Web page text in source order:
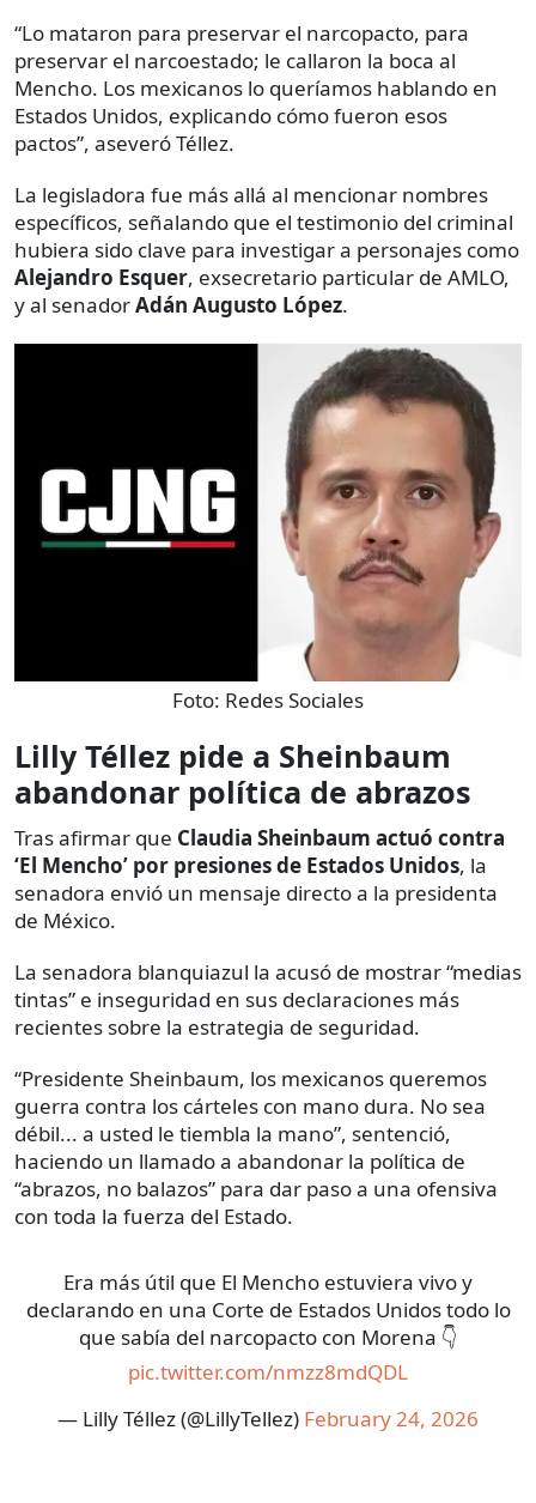
“Lo mataron para preservar el narcopacto, para
preservar el narcoestado; le callaron la boca al
Mencho. Los mexicanos lo queríamos hablando en
Estados Unidos, explicando cómo fueron esos
pactos”, aseveró Téllez.
La legisladora fue más allá al mencionar nombres
específicos, señalando que el testimonio del criminal
hubiera sido clave para investigar a personajes como
Alejandro Esquer, exsecretario particular de AMLO,
y al senadorAdán Augusto López.
Foto: Redes Sociales
Lilly Téllez pide a Sheinbaum
abandonar política de abrazos
Tras afirmar que Claudia Sheinbaum actuó contra
‘El Mencho’ por presiones de Estados Unidos, la
senadora envió un mensaje directo a la presidenta
de México.
La senadora blanquiazul la acusó de mostrar “medias
tintas” e inseguridad en sus declaraciones más
recientes sobre la estrategia de seguridad.
“Presidente Sheinbaum, los mexicanos queremos
guerra contra los cárteles con mano dura. No sea
débil... a usted le tiembla la mano”, sentenció,
haciendo un llamado a abandonar la política de
“abrazos, no balazos” para dar paso a una ofensiva
con toda la fuerza del Estado.
Era más útil que El Mencho estuviera vivo y
declarando en una Corte de Estados Unidos todo lo
que sabía del narcopacto con Morena 👇
pic.twitter.com/nmzz8mdQDL
— Lilly Téllez (@LillyTellez) February 24, 2026